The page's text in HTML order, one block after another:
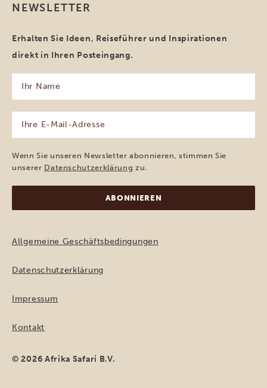
NEWSLETTER
Erhalten Sie Ideen, Reiseführer und Inspirationen
direkt in Ihren Posteingang.
Name
(erforderlich)
Mail-
Adresse
(erforderlich)
Wenn Sie unseren Newsletter abonnieren, stimmen Sie
unserer Datenschutzerklärung zu.
Allgemeine Geschäftsbedingungen
Datenschutzerklärung
Impressum
Kontakt
© 2026 Afrika Safari B.V.